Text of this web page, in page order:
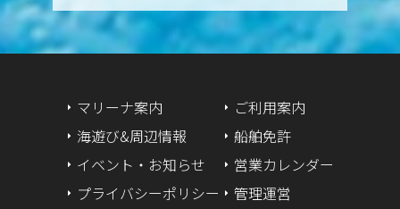
2024年5月
2024年4月
2024年2月
マリーナ案内
海遊び&周辺情報
イベント・お知らせ
プライバシーポリシー
ご利用案内
船舶免許
営業カレンダー
管理運営